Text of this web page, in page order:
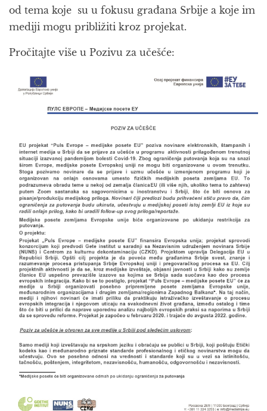
od tema koje su u fokusu građana Srbije a koje im
mediji mogu približiti kroz projekat.
Pročitajte više u Pozivu za učešće: